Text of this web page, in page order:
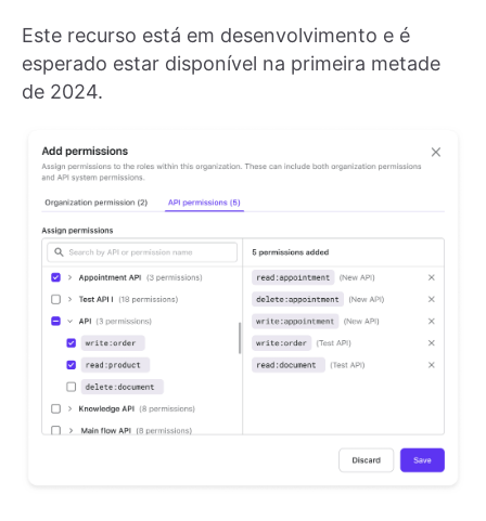
Este recurso está em desenvolvimento e é
esperado estar disponível na primeira metade
de 2024.